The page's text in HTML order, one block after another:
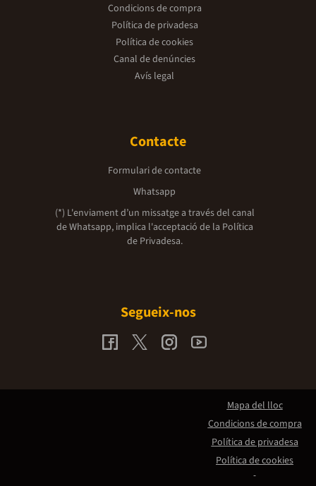
Condicions de compra
Política de privadesa
Política de cookies
Canal de denúncies
Avís legal
Contacte
Formulari de contacte
Whatsapp
(*) L'enviament d’un missatge a través del canal
de Whatsapp, implica l'acceptació de la Política
de Privadesa.
Segueix-nos
Mapa del lloc
Condicions de compra
Política de privadesa
Política de cookies